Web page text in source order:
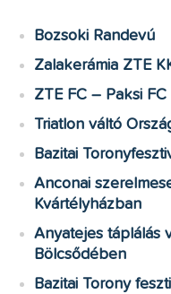
Bozsoki Randevú
Zalakerámia ZTE
ZTE FC – Paksi FC
Triatlon váltó
Bazitai
Anconai
Kvártélyházban
Anyatejes táplálás
Bölcsődében
Bazitai Torony